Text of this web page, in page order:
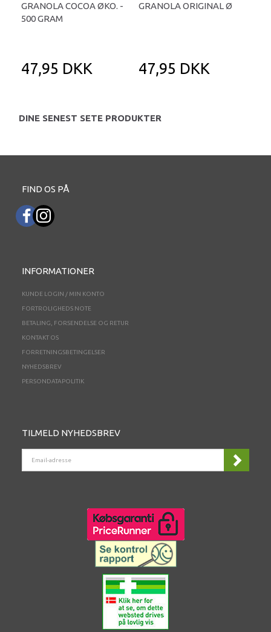
GRANOLA COCOA ØKO. -
500 GRAM
47,95 DKK
GRANOLA ORIGINAL Ø
47,95 DKK
DINE SENEST SETE PRODUKTER
FIND OS PÅ
INFORMATIONER
KUNDE LOGIN / MIN KONTO
FORTROLIGHEDS NOTE
BETALING, FORSENDELSE OG RETUR
KONTAKT OS
FORRETNINGSBETINGELSER
NYHEDSBREV
PERSONDATAPOLITIK
TILMELD NYHEDSBREV
ADRESSE